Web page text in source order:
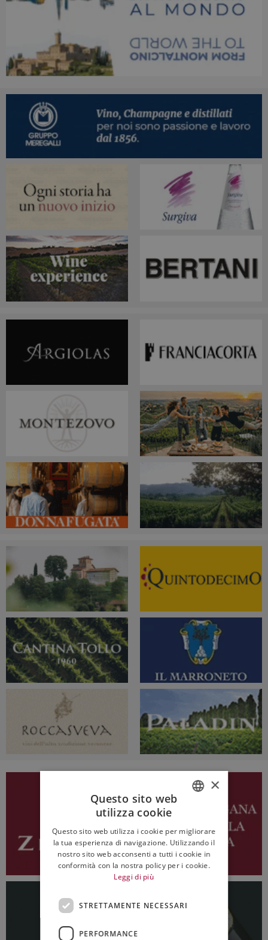
ENGLISH
×
Questo sito web
utilizza cookie
Questo sito web utilizza i cookie per migliorare
la tua esperienza di navigazione. Utilizzando il
nostro sito web acconsenti a tutti i cookie in
conformità con la nostra policy per i cookie.
Leggi di più
STRETTAMENTE NECESSARI
PERFORMANCE